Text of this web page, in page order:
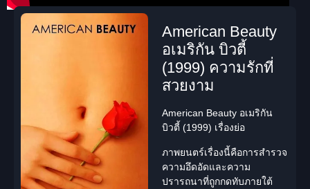
American Beauty
อเมริกัน บิวตี้
(1999) ความรักที่
สวยงาม
American Beauty อเมริกัน
บิวตี้ (1999) เรื่องย่อ
ภาพยนตร์เรื่องนี้คือการสำรวจ
ความอึดอัดและความ
ปรารถนาที่ถูกกดทับภายใต้